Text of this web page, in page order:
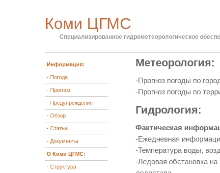
Коми ЦГМС
Специализированное гидрометеорологическое
Информация:
- Погода
- Прогноз
- Предупреждения
- Обзор
- Статьи
- Документы
О Коми ЦГМС:
- Структура
Метеорология:
-Прогноз погоды по
-Прогноз погоды по
Гидрология:
Фактическая
-Ежедневная
-Температура воды,
-Ледовая обстановка